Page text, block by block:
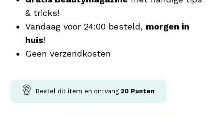
& tricks!
Vandaag voor 24:00 besteld, morgen in
huis!
Geen verzendkosten
Bestel dit item en ontvang 20 Punten